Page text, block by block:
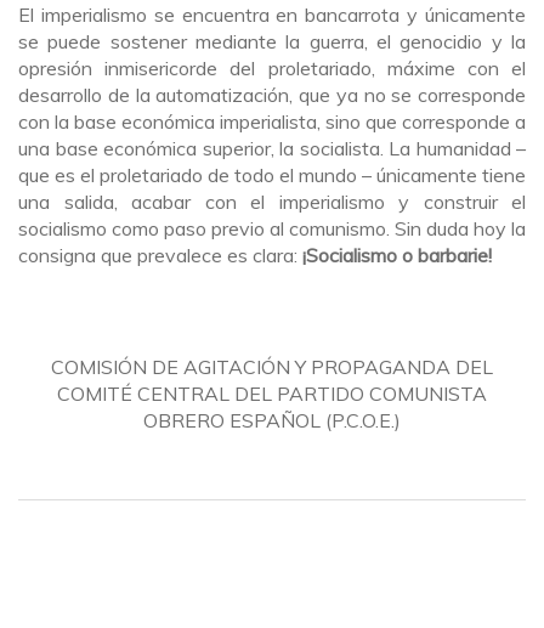
El imperialismo se encuentra en bancarrota y únicamente
se puede sostener mediante la guerra, el genocidio y la
opresión inmisericorde del proletariado, máxime con el
desarrollo de la automatización, que ya no se corresponde
con la base económica imperialista, sino que corresponde a
una base económica superior, la socialista. La humanidad –
que es el proletariado de todo el mundo – únicamente tiene
una salida, acabar con el imperialismo y construir el
socialismo como paso previo al comunismo. Sin duda hoy la
consigna que prevalece es clara: ¡Socialismo o barbarie!
COMISIÓN DE AGITACIÓN Y PROPAGANDA DEL
COMITÉ CENTRAL DEL PARTIDO COMUNISTA
OBRERO ESPAÑOL (P.C.O.E.)